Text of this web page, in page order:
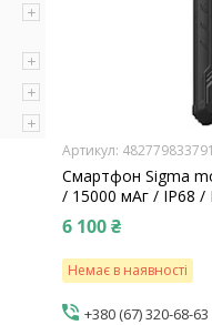
Смартфон Sigma
/ 15000 мАг / IP68 /
6 100 ₴
Немає в наявності
+380 (67) 320-68-63